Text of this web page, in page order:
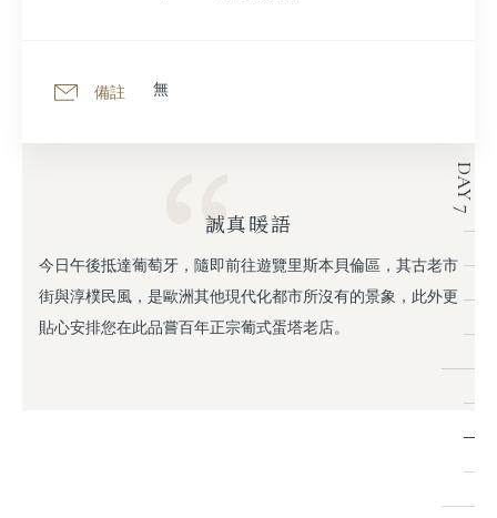
備註 無
誠真暖語
今日午後抵達葡萄牙，隨即前往遊覽里斯本貝倫區，其古老市
街與淳樸民風，是歐洲其他現代化都市所沒有的景象，此外更
貼心安排您在此品嘗百年正宗葡式蛋塔老店。
DAY 7